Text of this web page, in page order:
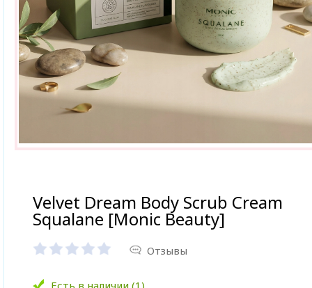
Velvet Dream Body Scrub Cream
Squalane [Monic Beauty]
Отзывы
Есть в наличии (1)